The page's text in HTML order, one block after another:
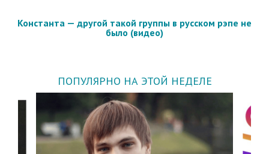
Константа — другой такой группы в русском рэпе не
было (видео)
ПОПУЛЯРНО НА ЭТОЙ НЕДЕЛЕ